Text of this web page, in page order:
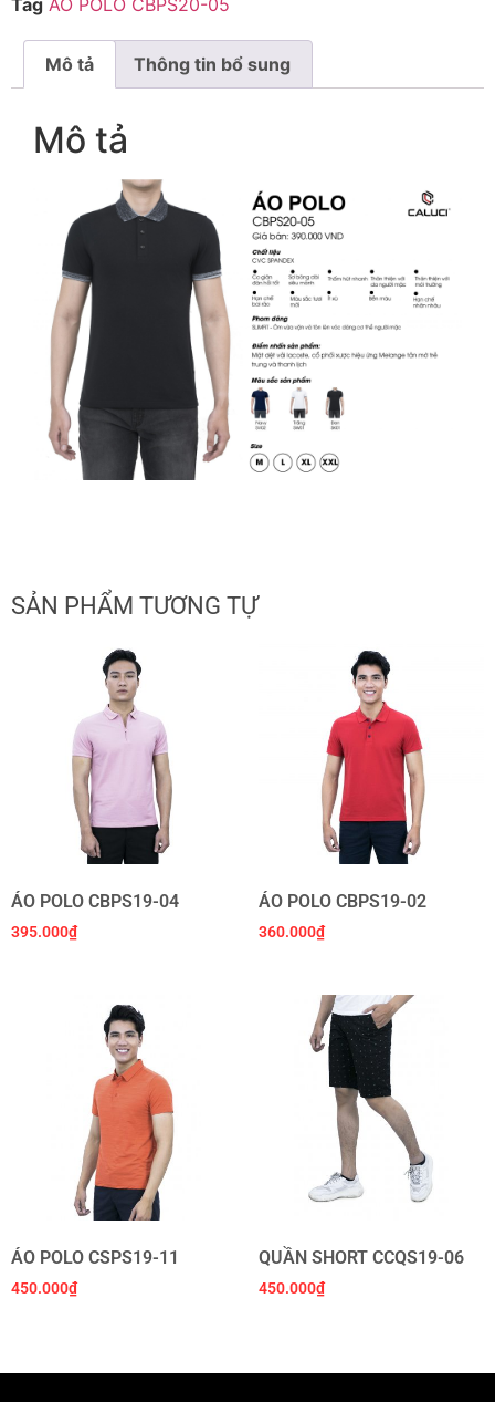
Tag ÁO POLO CBPS20-05
Mô tả Thông tin bổ sung
Mô tả
SẢN PHẨM TƯƠNG TỰ
ÁO POLO CBPS19-04
395.000₫
ÁO POLO CBPS19-02
360.000₫
ÁO POLO CSPS19-11
450.000₫
QUẦN SHORT CCQS19-06
450.000₫